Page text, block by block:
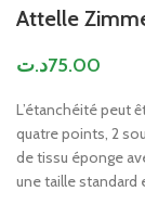
Attelle
75.00د.ت
L’étanchéité peut
quatre points, 2
de tissu éponge
une taille